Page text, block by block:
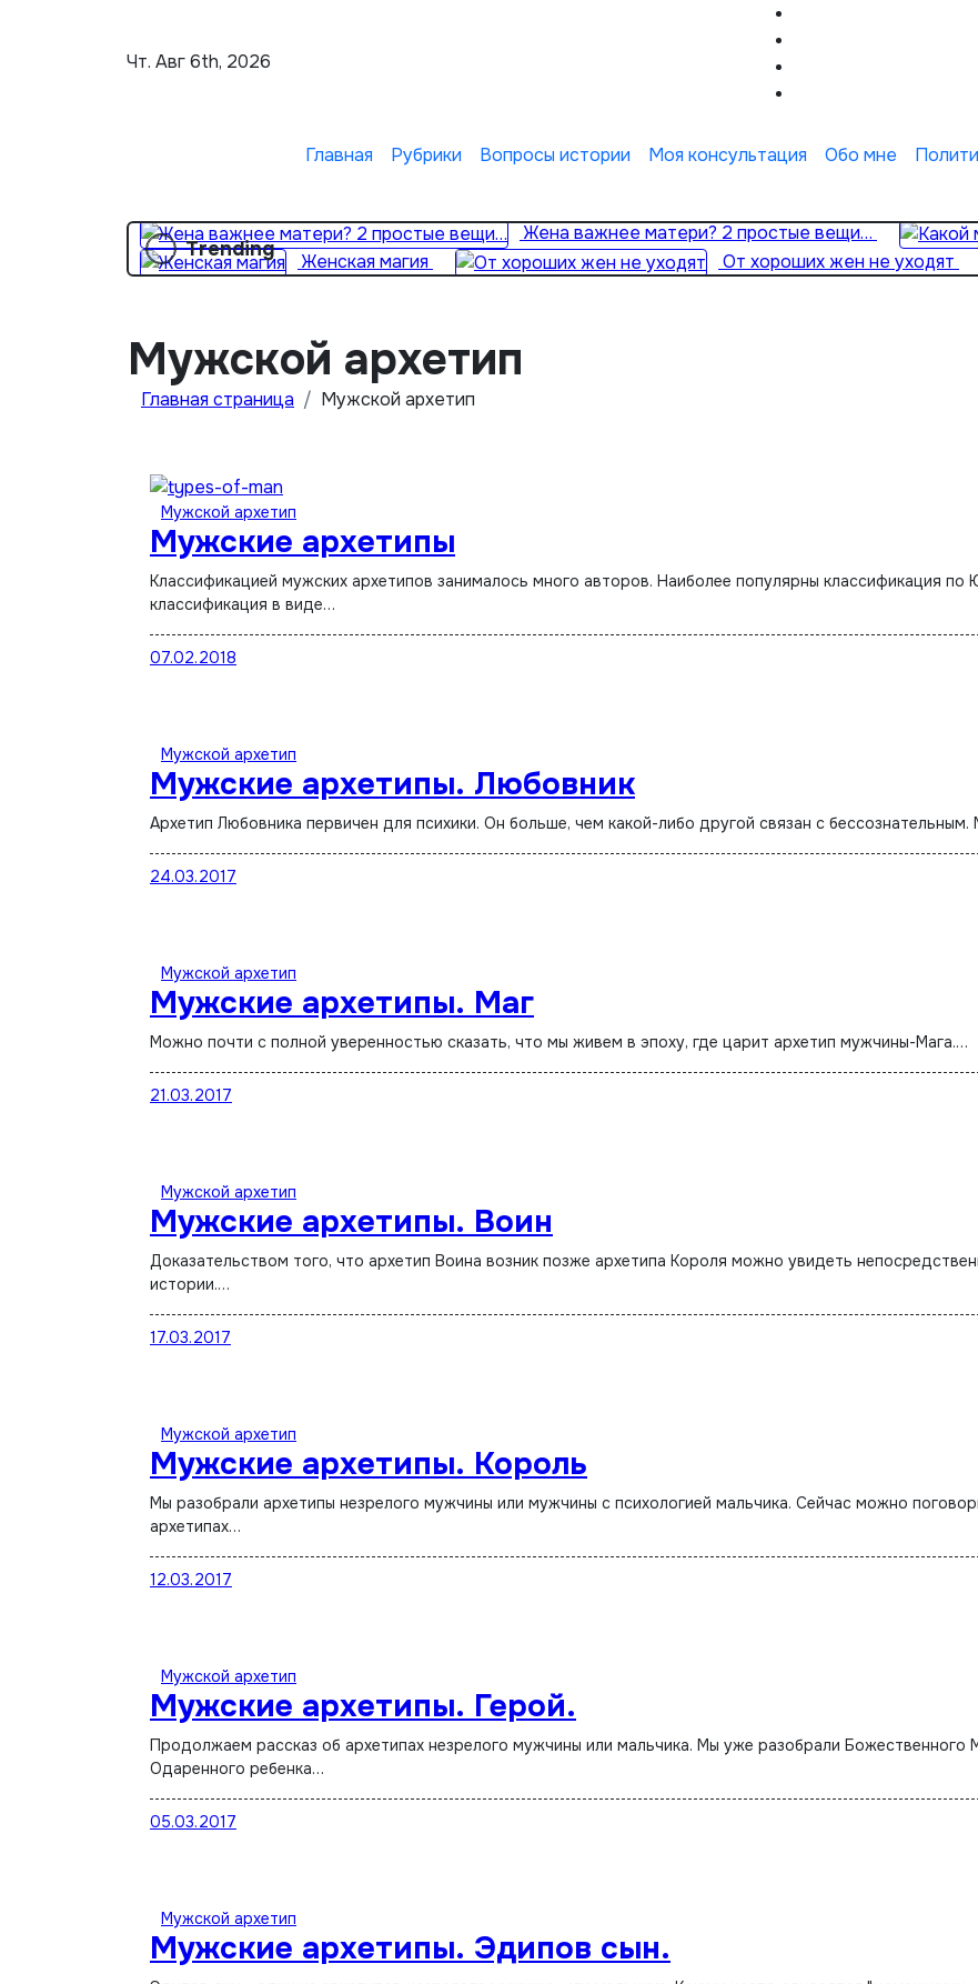
Чт. Авг 6th, 2026
Главная Рубрики Вопросы истории Моя консультация Обо мне
Trending
Жена важнее матери? 2 простые вещи…
Женская магия
От хороших жен не уходят
Мужской архетип
Главная страница Мужской архетип
Мужской архетип
Мужские архетипы
Классификацией мужских архетипов занималось много авторов. Наиболее популярны классификация по Юнгу и
классификация в виде…
07.02.2018
Мужской архетип
Мужские архетипы. Любовник
Архетип Любовника первичен для психики. Он больше, чем какой-либо другой связан с
24.03.2017
Мужской архетип
Мужские архетипы. Маг
Можно почти с полной уверенностью сказать, что мы живем в эпоху, где царит архетип мужчины-Мага.…
21.03.2017
Мужской архетип
Мужские архетипы. Воин
Доказательством того, что архетип Воина возник позже архетипа Короля можно увидеть непосредственно в самой
истории.…
17.03.2017
Мужской архетип
Мужские архетипы. Король
Мы разобрали архетипы незрелого мужчины или мужчины с психологией мальчика. Сейчас можно поговорить об
архетипах…
12.03.2017
Мужской архетип
Мужские архетипы. Герой.
Продолжаем рассказ об архетипах незрелого мужчины или мальчика. Мы уже разобрали Божественного Младенца,
Одаренного ребенка…
05.03.2017
Мужской архетип
Мужские архетипы. Эдипов сын.